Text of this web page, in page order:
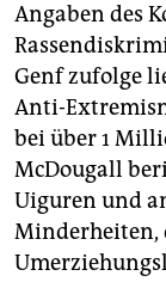
Angaben des
Genf zufolge
Anti-
bei über 1
McDougall
Uiguren und
Minderheiten,